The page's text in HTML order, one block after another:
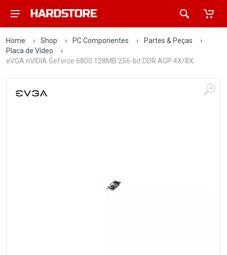
Home › Shop › PC Componentes › Partes & Peças
›
Placa de Vídeo
›
eVGA nVIDIA Geforce 6800 128MB 256-bit DDR AGP 4X/8X